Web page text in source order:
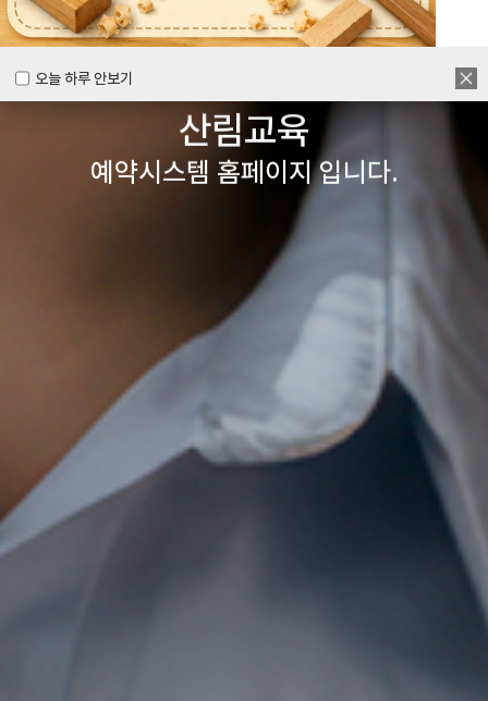
오늘 하루 안보기
오늘 하루 안보기
양주시
목재문화체험장&
산림교육
예약시스템 홈페이지 입니다.